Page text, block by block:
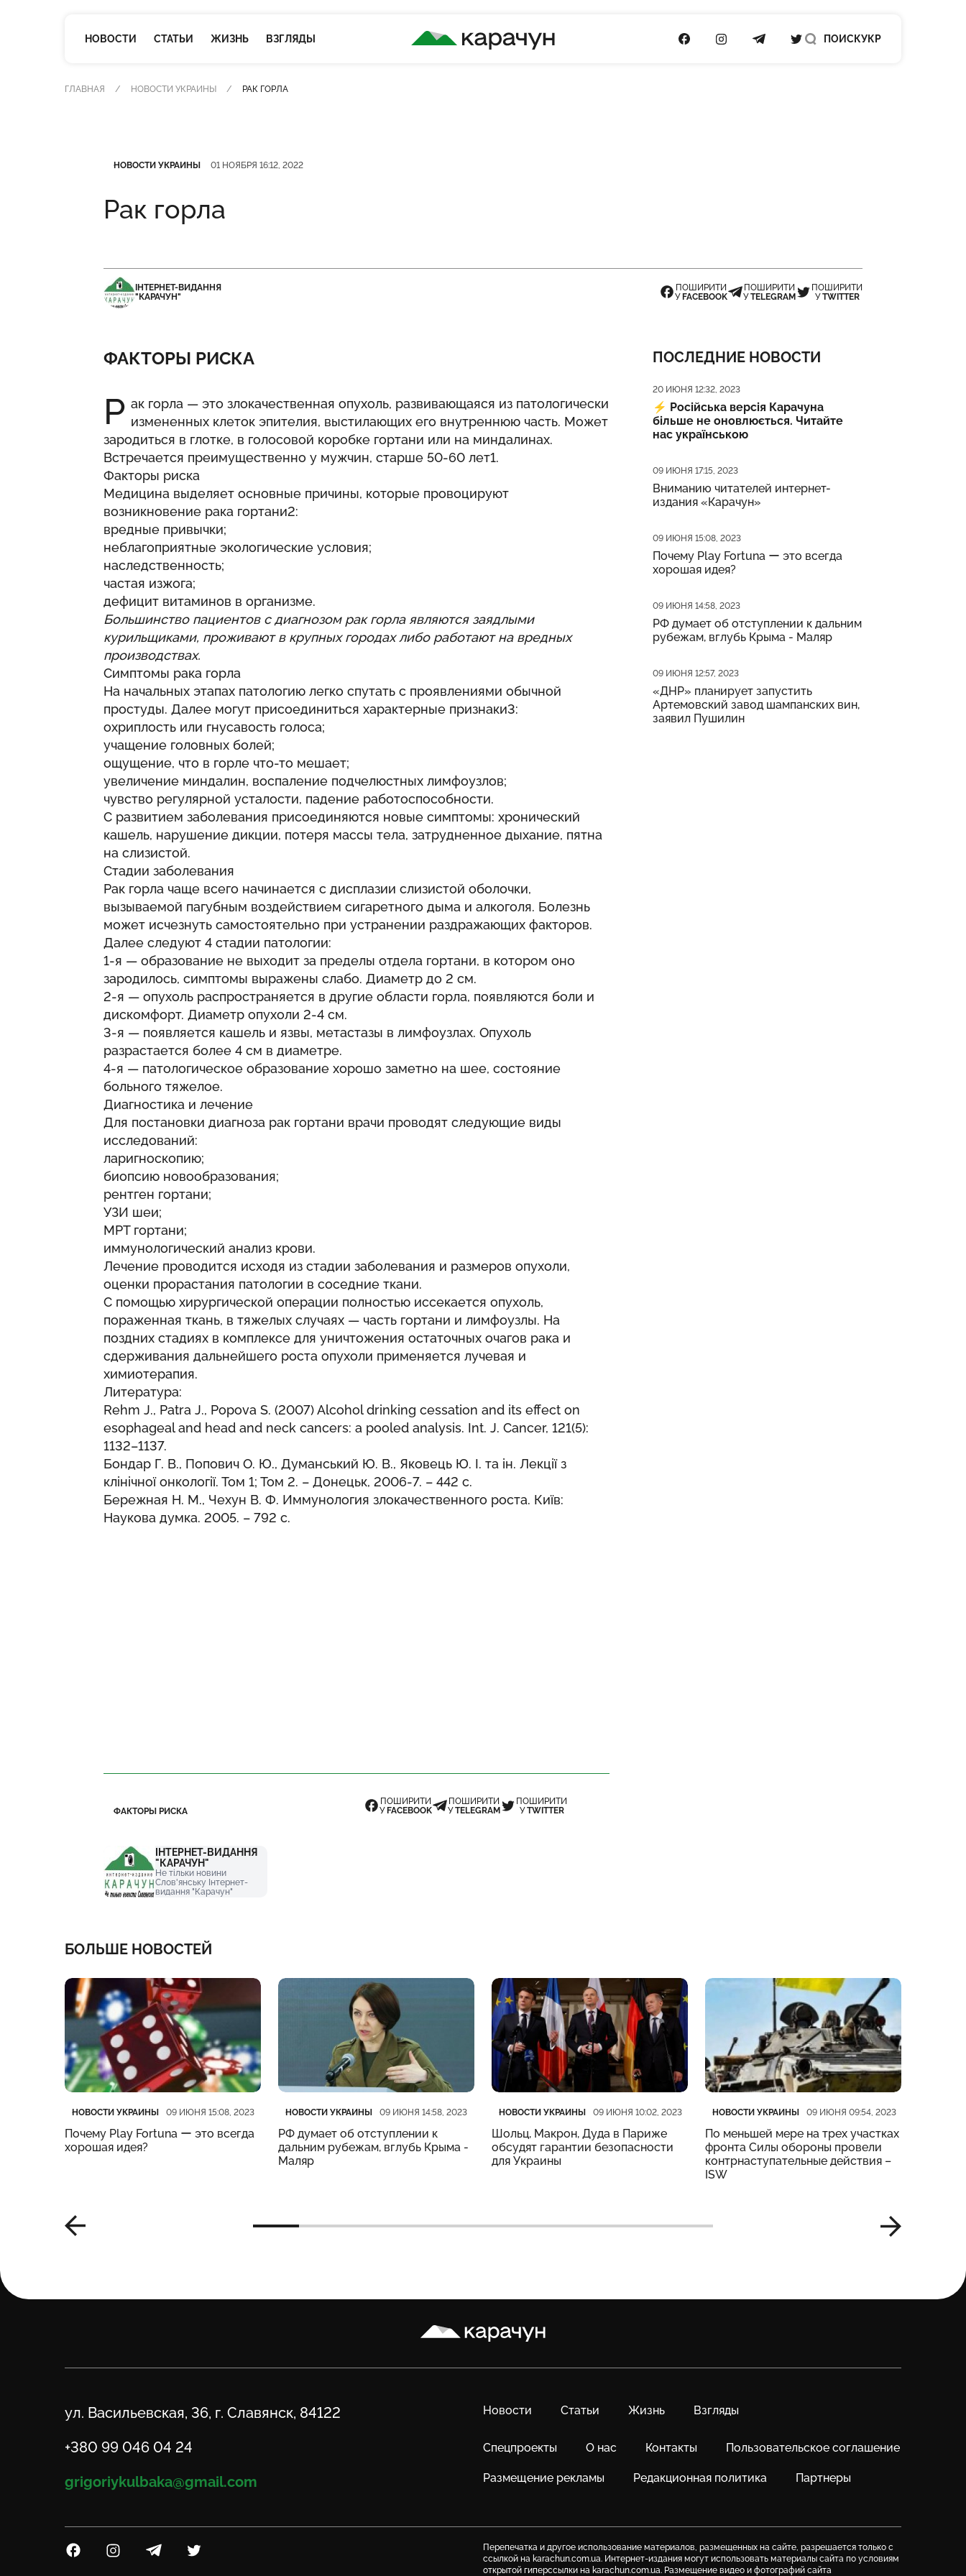
НОВОСТИ СТАТЬИ ЖИЗНЬ ВЗГЛЯДЫ
КАРАЧУН
ПОСИЛАННЯ НА FACEBOOK
ПОСИЛАННЯ НА INSTAGRAM
ПОСИЛАННЯ НА TELEGRAM
ПОСИЛАННЯ НА TWITTER
ПОИСКУКР
ГЛАВНАЯ НОВОСТИ УКРАИНЫ РАК ГОРЛА
НОВОСТИ УКРАИНЫ 01 НОЯБРЯ 16:12, 2022
Рак горла
ІНТЕРНЕТ-ВИДАННЯ
"КАРАЧУН"
ПОШИРИТИ
У FACEBOOK
ПОШИРИТИ
УTELEGRAM
ПОШИРИТИ
УTWITTER
ФАКТОРЫ РИСКА
Р ак горла — это злокачественная опухоль, развивающаяся из патологически
измененных клеток эпителия, выстилающих его внутреннюю часть. Может
зародиться в глотке, в голосовой коробке гортани или на миндалинах.
Встречается преимущественно у мужчин, старше 50-60 лет1.
Факторы риска
Медицина выделяет основные причины, которые провоцируют
возникновение рака гортани2:
вредные привычки;
неблагоприятные экологические условия;
наследственность;
частая изжога;
дефицит витаминов в организме.
Большинство пациентов с диагнозом рак горла являются заядлыми
курильщиками, проживают в крупных городах либо работают на вредных
производствах.
Симптомы рака горла
На начальных этапах патологию легко спутать с проявлениями обычной
простуды. Далее могут присоединиться характерные признаки3:
охриплость или гнусавость голоса;
учащение головных болей;
ощущение, что в горле что-то мешает;
увеличение миндалин, воспаление подчелюстных лимфоузлов;
чувство регулярной усталости, падение работоспособности.
С развитием заболевания присоединяются новые симптомы: хронический
кашель, нарушение дикции, потеря массы тела, затрудненное дыхание, пятна
на слизистой.
Стадии заболевания
Рак горла чаще всего начинается с дисплазии слизистой оболочки,
вызываемой пагубным воздействием сигаретного дыма и алкоголя. Болезнь
может исчезнуть самостоятельно при устранении раздражающих факторов.
Далее следуют 4 стадии патологии:
1-я — образование не выходит за пределы отдела гортани, в котором оно
зародилось, симптомы выражены слабо. Диаметр до 2 см.
2-я — опухоль распространяется в другие области горла, появляются боли и
дискомфорт. Диаметр опухоли 2-4 см.
3-я — появляется кашель и язвы, метастазы в лимфоузлах. Опухоль
разрастается более 4 см в диаметре.
4-я — патологическое образование хорошо заметно на шее, состояние
больного тяжелое.
Диагностика и лечение
Для постановки диагноза рак гортани врачи проводят следующие виды
исследований:
ларигноскопию;
биопсию новообразования;
рентген гортани;
УЗИ шеи;
МРТ гортани;
иммунологический анализ крови.
Лечение проводится исходя из стадии заболевания и размеров опухоли,
оценки прорастания патологии в соседние ткани.
С помощью хирургической операции полностью иссекается опухоль,
пораженная ткань, в тяжелых случаях — часть гортани и лимфоузлы. На
поздних стадиях в комплексе для уничтожения остаточных очагов рака и
сдерживания дальнейшего роста опухоли применяется лучевая и
химиотерапия.
Литература:
Rehm J., Patra J., Popova S. (2007) Alcohol drinking cessation and its effect on
esophageal and head and neck cancers: a pooled analysis. Int. J. Cancer, 121(5):
1132–1137.
Бондар Г. В., Попович О. Ю., Думанський Ю. В., Яковець Ю. І. та ін. Лекції з
клінічної онкології. Том 1; Том 2. – Донецьк, 2006-7. – 442 с.
Бережная Н. М., Чехун В. Ф. Иммунология злокачественного роста. Київ:
Наукова думка. 2005. – 792 с.
ФАКТОРЫ РИСКА
ПОШИРИТИ
У FACEBOOK
ПОШИРИТИ
УTELEGRAM
ПОШИРИТИ
УTWITTER
ІНТЕРНЕТ-ВИДАННЯ
"КАРАЧУН"
Не тільки новини
Слов'янську Інтернет-
видання "Карачун"
ПОСЛЕДНИЕ НОВОСТИ
Дата публикации
20 ИЮНЯ 12:32, 2023
⚡️ Російська версія Карачуна
більше не оновлюється. Читайте
нас українською
Дата публикации
09 ИЮНЯ 17:15, 2023
Вниманию читателей интернет-
издания «Карачун»
Дата публикации
09 ИЮНЯ 15:08, 2023
Почему Play Fortuna ー это всегда
хорошая идея?
Дата публикации
09 ИЮНЯ 14:58, 2023
РФ думает об отступлении к дальним
рубежам, вглубь Крыма - Маляр
Дата публикации
09 ИЮНЯ 12:57, 2023
«ДНР» планирует запустить
Артемовский завод шампанских вин,
заявил Пушилин
БОЛЬШЕ НОВОСТЕЙ
Категория
НОВОСТИ УКРАИНЫ
Дата публикации 09 ИЮНЯ 15:08, 2023
Почему Play Fortuna ー это всегда
хорошая идея?
Категория
НОВОСТИ УКРАИНЫ
Дата публикации 09 ИЮНЯ 14:58, 2023
РФ думает об отступлении к
дальним рубежам, вглубь Крыма -
Маляр
Категория
НОВОСТИ УКРАИНЫ
Дата публикации 09 ИЮНЯ 10:02, 2023
Шольц, Макрон, Дуда в Париже
обсудят гарантии безопасности
для Украины
Категория
НОВОСТИ УКРАИНЫ
Дата публикации 09 ИЮНЯ 09:54, 2023
По меньшей мере на трех участках
фронта Силы обороны провели
контрнаступательные действия –
ISW
Карачун
Новости Статьи Жизнь Взгляды
Спецпроекты О нас Контакты Пользовательское соглашение
Размещение рекламы Редакционная политика Партнеры
Адрес
ул. Васильевская, 36, г. Славянск, 84122
Телефон
+380 99 046 04 24
Email
grigoriykulbaka@gmail.com
Посилання на Facebook
Посилання на Instagram
Посилання на Telegram
Посилання на Twitter
Перепечатка и другое использование материалов, размещенных на сайте, разрешается только с
ссылкой на karachun.com.ua. Интернет-издания могут использовать материалы сайта по условиям
открытой гиперссылки на karachun.com.ua. Размещение видео и фотографий сайта